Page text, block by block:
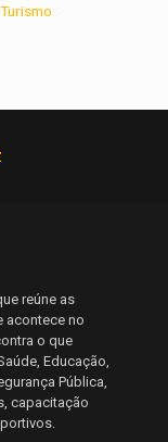
Turismo
reúne as
acontece no
o que
Educação,
Pública,
capacitação